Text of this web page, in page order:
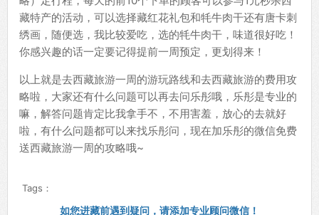
藏特产的活动，可以选择藏红花礼包和牦牛肉干还有唐卡刺
绣画，随便选，我比较爱吃，选的牦牛肉干，味道很好吃！
你感兴趣的话一定要记得提前一周预定，更划得来！
以上就是去西藏旅游一周的游玩路线和去西藏旅游的费用攻
略啦，大家还有什么问题可以再去问乐彤哦，乐彤是专业的
嘛，解答问题肯定比我拿手不，不用害羞，放心的去就好
啦，有什么问题都可以来找乐彤问，现在加乐彤的微信免费
送西藏旅游一周的攻略哦~
Tags：
如您进藏前遇到疑问，请添加专业顾问微信！